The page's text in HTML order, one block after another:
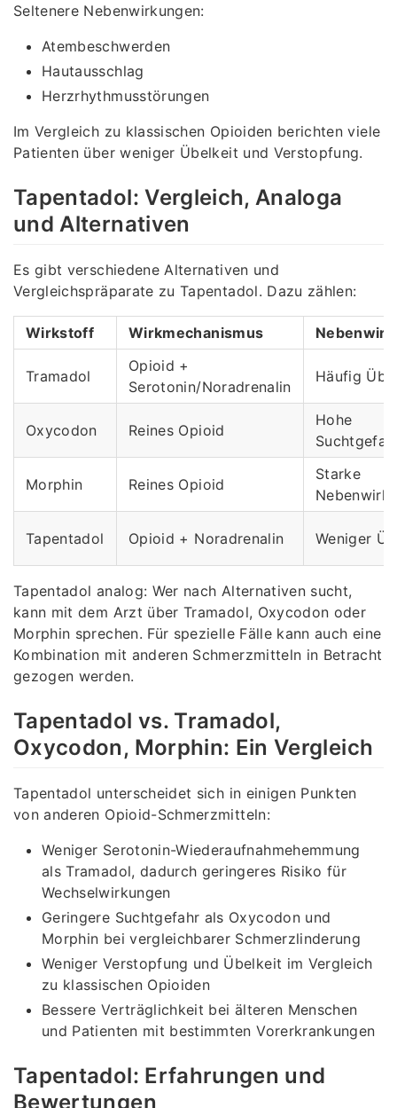
Seltenere Nebenwirkungen:
Atembeschwerden
Hautausschlag
Herzrhythmusstörungen
Im Vergleich zu klassischen Opioiden berichten viele
Patienten über weniger Übelkeit und Verstopfung.
Tapentadol: Vergleich, Analoga
und Alternativen
Es gibt verschiedene Alternativen und
Vergleichspräparate zu Tapentadol. Dazu zählen:
Wirkstoff Wirkmechanismus
Tramadol
Opioid +
Serotonin/Noradrenalin
Häufig
Oxycodon Reines Opioid
Hohe
Morphin Reines Opioid
Starke
Tapentadol Opioid + Noradrenalin Weniger
Tapentadol analog: Wer nach Alternativen sucht,
kann mit dem Arzt über Tramadol, Oxycodon oder
Morphin sprechen. Für spezielle Fälle kann auch eine
Kombination mit anderen Schmerzmitteln in Betracht
gezogen werden.
Tapentadol vs. Tramadol,
Oxycodon, Morphin: Ein Vergleich
Tapentadol unterscheidet sich in einigen Punkten
von anderen Opioid-Schmerzmitteln:
Weniger Serotonin-Wiederaufnahmehemmung
als Tramadol, dadurch geringeres Risiko für
Wechselwirkungen
Geringere Suchtgefahr als Oxycodon und
Morphin bei vergleichbarer Schmerzlinderung
Weniger Verstopfung und Übelkeit im Vergleich
zu klassischen Opioiden
Bessere Verträglichkeit bei älteren Menschen
und Patienten mit bestimmten Vorerkrankungen
Tapentadol: Erfahrungen und
Bewertungen